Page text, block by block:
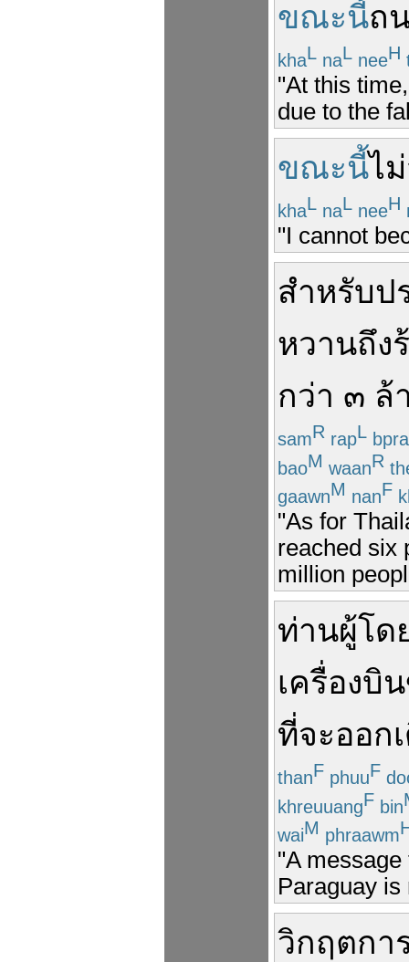
ขณะนี้ถ
khaL naL neeH
"At this
due to the
ขณะนี้ไ
khaL naL neeH
"I cannot
สำหรับป
หวานถึง
กว่า ๓ ล้
samR rapL bpra
baoM waanR
gaawnM nanF
"As for
reached six
million
ท่านผู้โด
เครื่องบิน
ที่จะออก
thanF phuuF
khreuuangF bin
waiM phraawm
"A
Paraguay is
วิกฤตกา